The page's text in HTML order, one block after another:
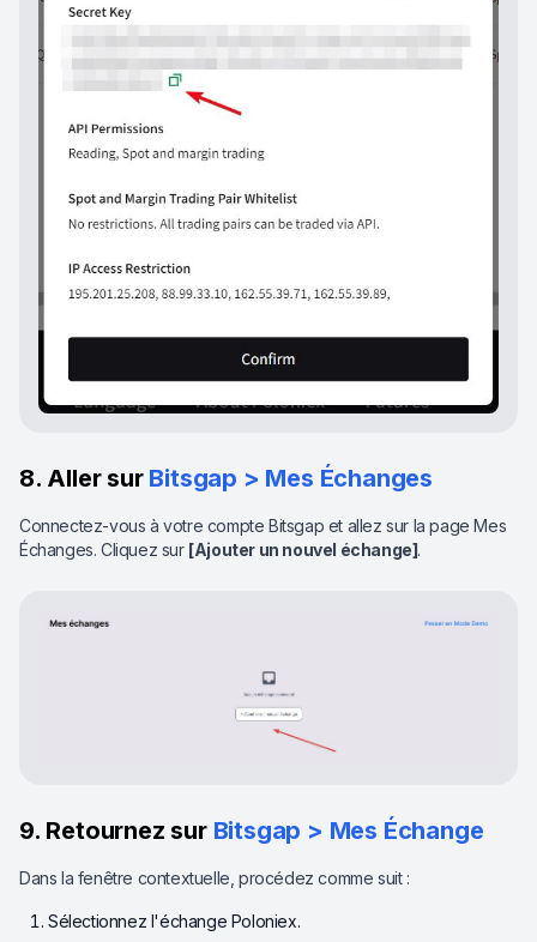
8. Aller sur Bitsgap > Mes Échanges
Connectez-vous à votre compte Bitsgap et allez sur la page Mes
Échanges. Cliquez sur [Ajouter un nouvel échange].
9. Retournez sur Bitsgap > Mes Échange
Dans la fenêtre contextuelle, procédez comme suit :
Sélectionnez l'échange Poloniex.